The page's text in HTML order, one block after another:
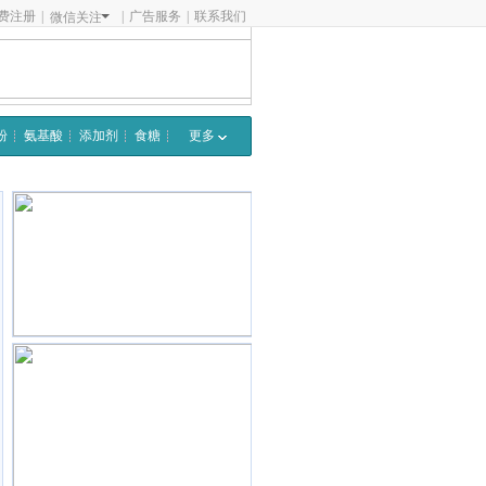
注册 微信关注 广告服务 联系我们
氨基酸 添加剂 食糖 更多